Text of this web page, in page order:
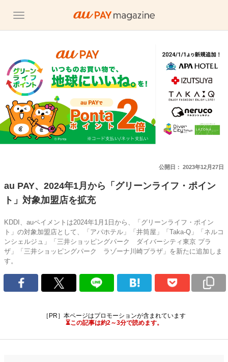
公開日： 2023年12月27日
au PAY、2024年1月から「グリーンライフ・ポイン
ト」対象加盟店を拡充
KDDI、auペイメントは2024年1月1日から、「グリーンライフ・ポイン
ト」の対象加盟店として、「アパホテル」「井筒屋」「Taka-Q」「ネルコ
ンシェルジュ」「三井ショッピングパーク ダイバーシティ東京 プラ
ザ」「三井ショッピングパーク ラゾーナ川崎プラザ」を新たに追加しま
す。
［PR］本ページはプロモーションが含まれています
⏳この記事は約2～3分で読めます。